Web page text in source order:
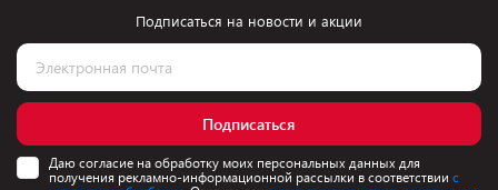
Подписаться на новости и акции
Подписаться
Даю согласие на обработку моих персональных данных для
получения рекламно-информационной рассылки в соответствии с